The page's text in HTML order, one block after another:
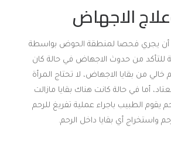
الاجهاض
أن يجري فحصا لمنطقة الحوض بواسطة
للتأكد من حدوث الاجهاض في حالة كان
خالي من بقايا الاجهاض، لا تحتاج المرأة
أما في حالة كانت هناك بقايا مازالت
يقوم الطبيب باجراء عملية تفريغ للرحم
واستخراج أي بقايا داخل الرحم.